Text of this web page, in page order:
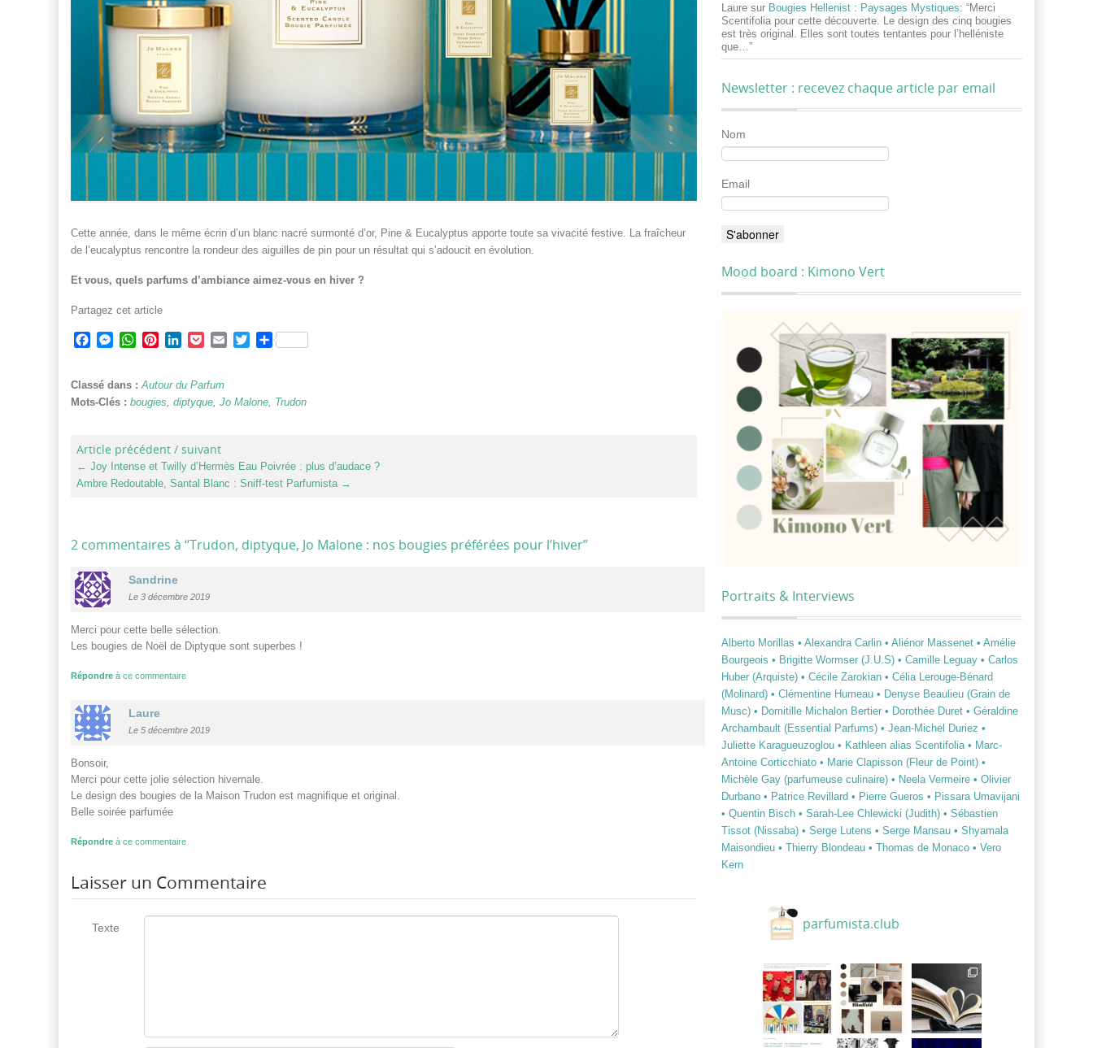
Cette année, dans le même écrin d’un blanc nacré surmonté d’or, Pine & Eucalyptus apporte toute sa vivacité festive. La fraîcheur
de l’eucalyptus rencontre la rondeur des aiguilles de pin pour un résultat qui s’adoucit en évolution.
Et vous, quels parfums d’ambiance aimez-vous en hiver ?
Partagez cet article
Facebook
Messenger
WhatsApp
PinterestLinkedInPocketEmailTwitterPartager
Classé dans :Autour du Parfum
Mots-Clés : bougies, diptyque, Jo Malone, Trudon
Article précédent / suivant
← Joy Intense et Twilly d’Hermès Eau Poivrée : plus d’audace ?
Ambre Redoutable, Santal Blanc : Sniff-test Parfumista →
2 commentaires à “Trudon, diptyque, Jo Malone : nos bougies préférées pour l’hiver”
Sandrine
Le 3 décembre 2019
Merci pour cette belle sélection.
Les bougies de Noël de Diptyque sont superbes !
Répondre à ce commentaire
Laure
Le 5 décembre 2019
Bonsoir,
Merci pour cette jolie sélection hivernale.
Le design des bougies de la Maison Trudon est magnifique et original.
Belle soirée parfumée
Répondre à ce commentaire
Laisser un Commentaire
Texte
Laure sur Bougies Hellenist : Paysages Mystiques: “Merci
Scentifolia pour cette découverte. Le design des cinq bougies
est très original. Elles sont toutes tentantes pour l’helléniste
que… ”
Newsletter : recevez chaque article par email
Nom
Email
Mood board : Kimono Vert
Portraits & Interviews
Alberto Morillas • Alexandra Carlin • Aliénor Massenet • Amélie
Bourgeois • Brigitte Wormser (J.U.S) • Camille Leguay • Carlos
Huber (Arquiste) • Cécile Zarokian • Célia Lerouge-Bénard
(Molinard) • Clémentine Humeau • Denyse Beaulieu (Grain de
Musc) • Domitille Michalon Bertier • Dorothée Duret • Géraldine
Archambault (Essential Parfums) • Jean-Michel Duriez •
Juliette Karagueuzoglou • Kathleen alias Scentifolia • Marc-
Antoine Corticchiato • Marie Clapisson (Fleur de Point) •
Michèle Gay (parfumeuse culinaire) • Neela Vermeire • Olivier
Durbano • Patrice Revillard • Pierre Gueros • Pissara Umavijani
• Quentin Bisch • Sarah-Lee Chlewicki (Judith) • Sébastien
Tissot (Nissaba) • Serge Lutens • Serge Mansau • Shyamala
Maisondieu • Thierry Blondeau • Thomas de Monaco • Vero
Kern
parfumista.club